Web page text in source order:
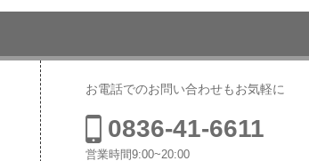
お電話でのお問い合わせもお気軽に
0836-41-6611
営業時間9:00~20:00